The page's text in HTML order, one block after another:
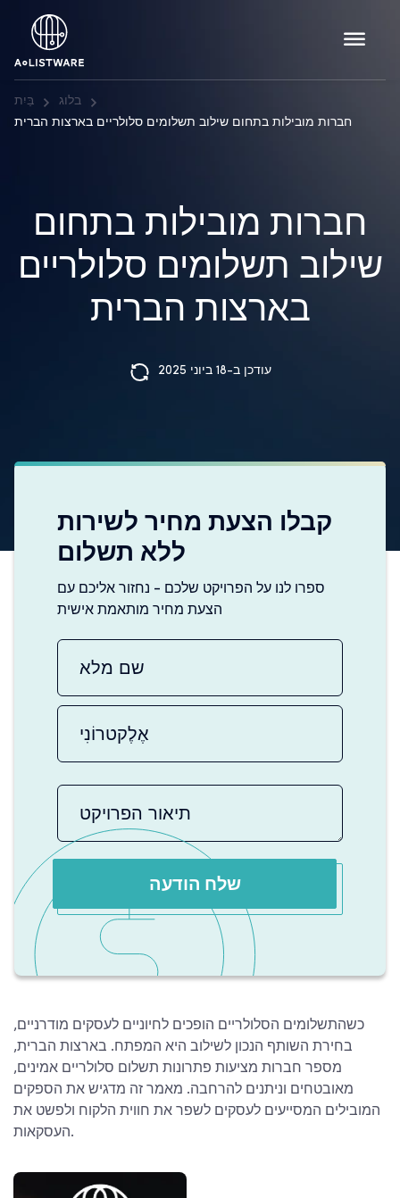
בַּיִת
בלוג
חברות מובילות בתחום שילוב תשלומים סלולריים בארצות הברית
חברות מובילות בתחום
שילוב תשלומים סלולריים
בארצות הברית
עודכן ב-18 ביוני 2025
קבלו הצעת מחיר לשירות
ללא תשלום
ספרו לנו על הפרויקט שלכם - נחזור אליכם עם
הצעת מחיר מותאמת אישית
שלח הודעה
כשהתשלומים הסלולריים הופכים לחיוניים לעסקים מודרניים,
בחירת השותף הנכון לשילוב היא המפתח. בארצות הברית,
מספר חברות מציעות פתרונות תשלום סלולריים אמינים,
מאובטחים וניתנים להרחבה. מאמר זה מדגיש את הספקים
המובילים המסייעים לעסקים לשפר את חווית הלקוח ולפשט את
העסקאות.